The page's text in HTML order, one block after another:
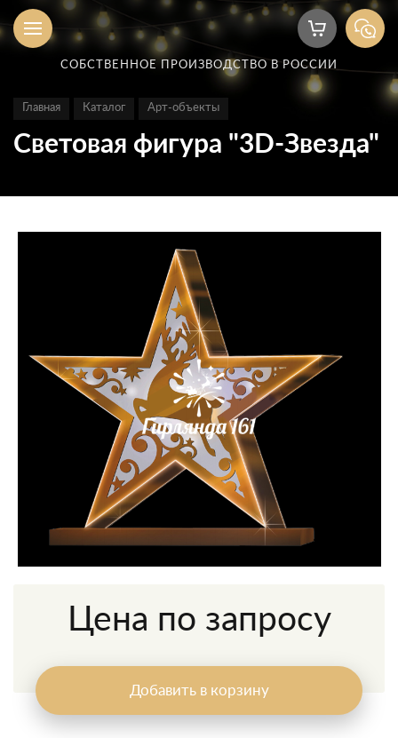
СОБСТВЕННОЕ ПРОИЗВОДСТВО В РОССИИ
Главная Каталог Арт-объекты
Световая фигура "3D-Звезда"
Цена по запросу
Добавить в корзину